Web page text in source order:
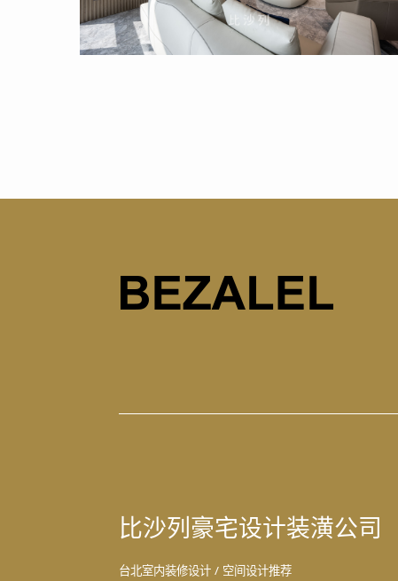
比沙列豪宅设计装潢公司
台北室内装修设计 / 空间设计推荐